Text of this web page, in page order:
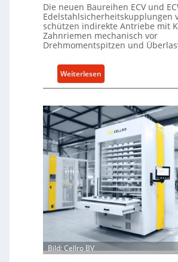
Die neuen Baureihen ECV und
Edelstahlsicherheitskupplungen
schützen indirekte Antriebe mit
Zahnriemen mechanisch vor
Drehmomentspitzen und
Weiterlesen:
M
c
h
n
c
h
e
r
Ü
b
Bild: Cellro BV